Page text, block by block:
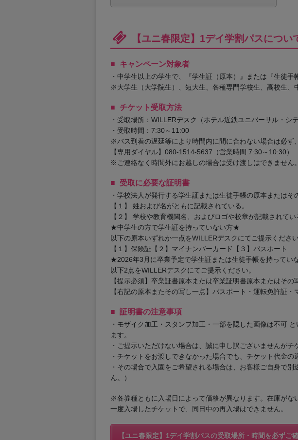
【ユニ春限定】1デイ学割パスについ
キャンペーン対象者
・中学生以上の学生で、『学生証（原本）』または『生徒
※大学生（大学院生）、短大生、各種専門学校生、高校生、
チケット受取方法
・受取場所：WILLERデスク（ホテル近鉄ユニバーサル・シ
・受取時間：7:30～11:00
※バス到着の遅延等により時間内に間に合わない場合は必
【専用ダイヤル】080-1514-5637（営業時間 7:30～10:30）
※ご連絡なく時間外にお越しの場合は受け渡しはできません
受取に必要な証明書
・学校法人が発行する学生証または生徒手帳の原本または
【１】 姓および名がともに記載されている。
【２】 学校や教育機関名、およびロゴや校章が記載されてい
★中学生の方で学生証を持っていない方★
以下の原本いずれか一点をWILLERデスクにてご提示ください
【１】保険証【２】マイナンバーカード【３】パスポート
★2026年3月に卒業予定で学生証または生徒手帳を持ってい
以下2点をWILLERデスクにてご提示ください。
【提示必須】卒業証書原本または卒業証明書原本またはその
【右記の原本またその写し一点】パスポート・運転免許証
証明書の注意事項
・モザイク加工・スタンプ加工・一部を隠した画像は不可
ます。
・ご提示いただけない場合は、誠に申し訳ございませんがチ
・チケットをお渡しできなかった場合でも、チケット代金の
・その場合で入園をご希望される場合は、お客様ご自身で
ん。）
※各券種ともに入場日によって価格が異なります。在庫がな
一度入場したチケットで、同日中の再入場はできません。
【ユニ春限定】1デイ学割パスの受取場所・時間を必ずご